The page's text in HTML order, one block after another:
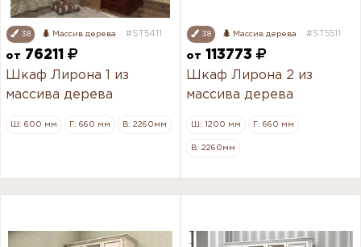
38 Массив дерева #ST5411
от
76211
Шкаф Лирона 1 из
массива дерева
Ш: 600 мм Г: 660 мм В: 2260мм
38 Массив дерева #ST5511
от
113773
Шкаф Лирона 2 из
массива дерева
Ш: 1200 мм Г: 660 мм
В: 2260мм